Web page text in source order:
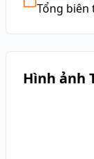
Tổng biên
Hình ảnh